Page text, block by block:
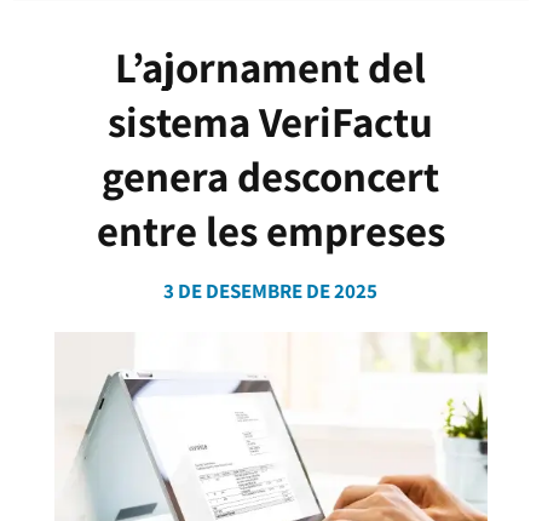
L’ajornament del
sistema VeriFactu
genera desconcert
entre les empreses
3 DE DESEMBRE DE 2025